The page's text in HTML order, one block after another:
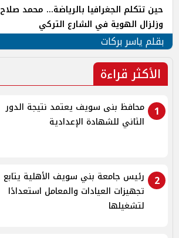
حين تتكلم الجغرافيا بالرياضة... محمد صلاح
وزلزال الهوية في الشارع التركي
بقلم ياسر بركات
الأكثر قراءة
1
محافظ بنى سويف يعتمد نتيجة الدور
الثاني للشهادة الإعدادية
2
رئيس جامعة بني سويف الأهلية يتابع
تجهيزات العيادات والمعامل استعدادًا
لتشغيلها